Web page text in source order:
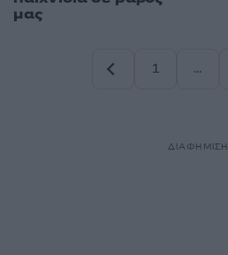
μας
1
…
ΔΙΑΦΗΜΙΣΗ